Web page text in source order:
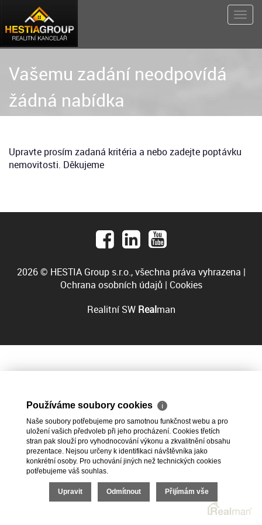
Vašemu zadání neodpovídá
žádná nabídka
Upravte prosím zadaná kritéria a nebo zadejte poptávku
nemovitosti. Děkujeme
2026 © HESTIA Group s.r.o., všechna práva vyhrazena |
Ochrana osobních údajů | Cookies
Realitní SW Realman
Používáme soubory cookies ℹ
Naše soubory potřebujeme pro samotnou funkčnost webu a pro
uložení vašich předvoleb při jeho procházení. Cookies třetích
stran pak slouží pro vyhodnocování výkonu a zkvalitnění obsahu
prezentace. Nejsou určeny k identifikaci návštěvníka jako
konkrétní osoby. Pro uchování jiných než technických cookies
potřebujeme váš souhlas.
Upravit Odmítnout Přijímám vše